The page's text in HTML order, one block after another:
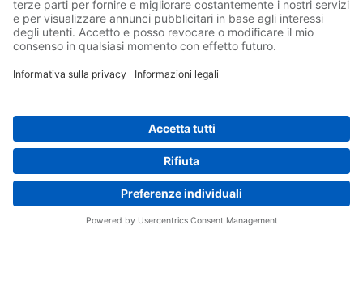
Seguici su...
Home Termini e Condizioni Imprint
Privacy
Cookie Choices
Whistleblowing
Informativa per clienti
Yaskawa Italia S.r.l. P.I. e C.F. 02235150360 - SDI A4707H7